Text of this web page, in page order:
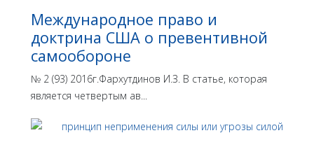
Международное право и
доктрина США о превентивной
самообороне
№ 2 (93) 2016г.Фархутдинов И.З. В статье, которая
является четвертым ав...